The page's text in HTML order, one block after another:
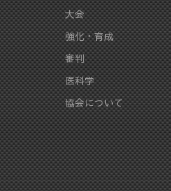
大会
強化・育成
審判
医科学
協会について